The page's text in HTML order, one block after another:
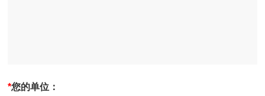
*您的单位：